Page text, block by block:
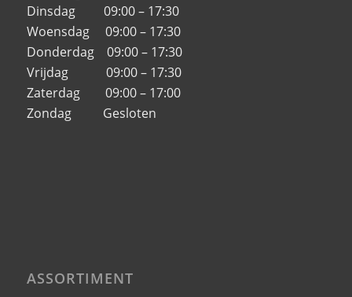
Dinsdag 09:00 – 17:30
Woensdag 09:00 – 17:30
Donderdag 09:00 – 17:30
Vrijdag 09:00 – 17:30
Zaterdag 09:00 – 17:00
Zondag Gesloten
ASSORTIMENT